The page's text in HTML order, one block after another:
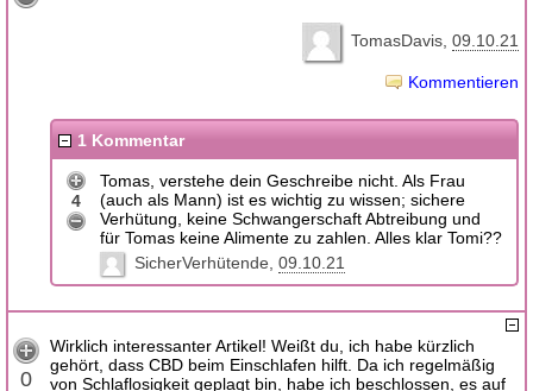
TomasDavis 09.10.21
Kommentieren
1 Kommentar
4
Tomas, verstehe dein Geschreibe nicht. Als Frau
(auch als Mann) ist es wichtig zu wissen; sichere
Verhütung, keine Schwangerschaft Abtreibung und
für Tomas keine Alimente zu zahlen. Alles klar Tomi??
SicherVerhütende 09.10.21
0
Wirklich interessanter Artikel! Weißt du, ich habe kürzlich
gehört, dass CBD beim Einschlafen hilft. Da ich regelmäßig
von Schlaflosigkeit geplagt bin, habe ich beschlossen, es auf